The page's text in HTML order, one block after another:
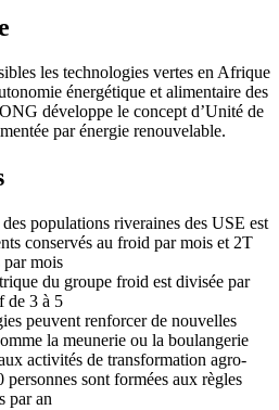
les technologies vertes en Afrique
énergétique et alimentaire des
développe le concept d’Unité de
par énergie renouvelable.
populations riveraines des USE est
conservés au froid par mois et 2T
par mois
du groupe froid est divisée par
de 3 à 5
peuvent renforcer de nouvelles
la meunerie ou la boulangerie
activités de transformation agro-
personnes sont formées aux règles
par an